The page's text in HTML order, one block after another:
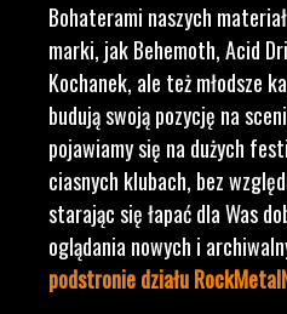
Bohaterami naszych
marki, jak Behemoth, Acid
Kochanek, ale też młodsze
budują swoją pozycję na
pojawiamy się na dużych
ciasnych klubach, bez
starając się łapać dla Was
oglądania nowych i
podstronie działu